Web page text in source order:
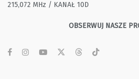
215,072 MHz / KANAŁ 10D
OBSERWUJ NASZE